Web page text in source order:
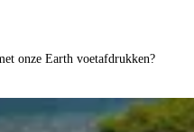
onze Earth voetafdrukken?